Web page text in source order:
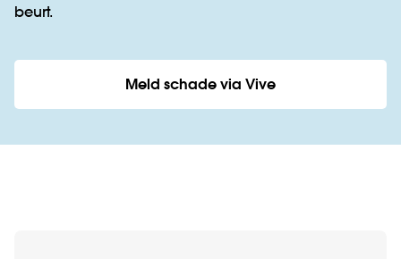
beurt.
Meld schade via Vive